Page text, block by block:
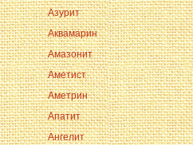
Азурит
Аквамарин
Амазонит
Аметист
Аметрин
Апатит
Ангелит